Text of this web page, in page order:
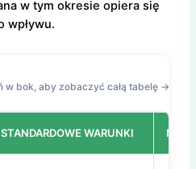
w tym okresie opiera się
wpływu.
w bok, aby zobaczyć całą tabelę →
STANDARDOWE WARUNKI